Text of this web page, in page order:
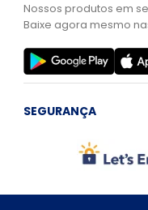
Nossos produtos em
Baixe agora mesmo
SEGURANÇA